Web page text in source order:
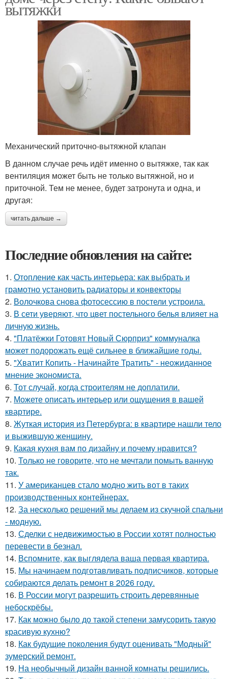
вытяжки
Механический приточно-вытяжной клапан
В данном случае речь идёт именно о вытяжке, так как
вентиляция может быть не только вытяжной, но и
приточной. Тем не менее, будет затронута и одна, и
другая:
читать дальше →
Последние обновления на сайте:
1. Отопление как часть интерьера: как выбрать и
грамотно установить радиаторы и конвекторы
2. Волочкова снова фотосессию в постели устроила.
3. В сети уверяют, что цвет постельного белья влияет на
личную жизнь.
4. "Платёжки Готовят Новый Сюрприз" коммуналка
может подорожать ещё сильнее в ближайшие годы.
5. "Хватит Копить - Начинайте Тратить" - неожиданное
мнение экономиста.
6. Тот случай, когда строителям не доплатили.
7. Можете описать интерьер или ощущения в вашей
квартире.
8. Жуткая история из Петербурга: в квартире нашли тело
и выжившую женщину.
9. Какая кухня вам по дизайну и почему нравится?
10. Только не говорите, что не мечтали помыть ванную
так.
11. У американцев стало модно жить вот в таких
производственных контейнерах.
12. За несколько решений мы делаем из скучной спальни
- модную.
13. Сделки с недвижимостью в России хотят полностью
перевести в безнал.
14. Вспомните, как выглядела ваша первая квартира.
15. Мы начинаем подготавливать подписчиков, которые
собираются делать ремонт в 2026 году.
16. В России могут разрешить строить деревянные
небоскрёбы.
17. Как можно было до такой степени замусорить такую
красивую кухню?
18. Как будущие поколения будут оценивать "Модный"
зумерский ремонт.
19. На необычный дизайн ванной комнаты решились.